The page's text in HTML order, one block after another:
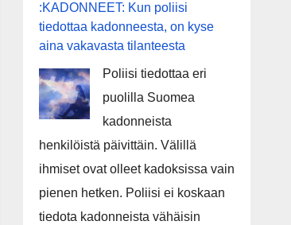
:KADONNEET: Kun poliisi
tiedottaa kadonneesta, on kyse
aina vakavasta tilanteesta
Poliisi tiedottaa eri
puolilla Suomea
kadonneista
henkilöistä päivittäin. Välillä
ihmiset ovat olleet kadoksissa vain
pienen hetken. Poliisi ei koskaan
tiedota kadonneista vähäisin